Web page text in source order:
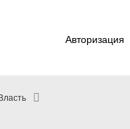
Авторизация